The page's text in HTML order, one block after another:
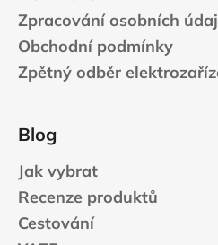
Zpracování osobních
Obchodní podmínky
Zpětný odběr
Blog
Jak vybrat
Recenze produktů
Cestování